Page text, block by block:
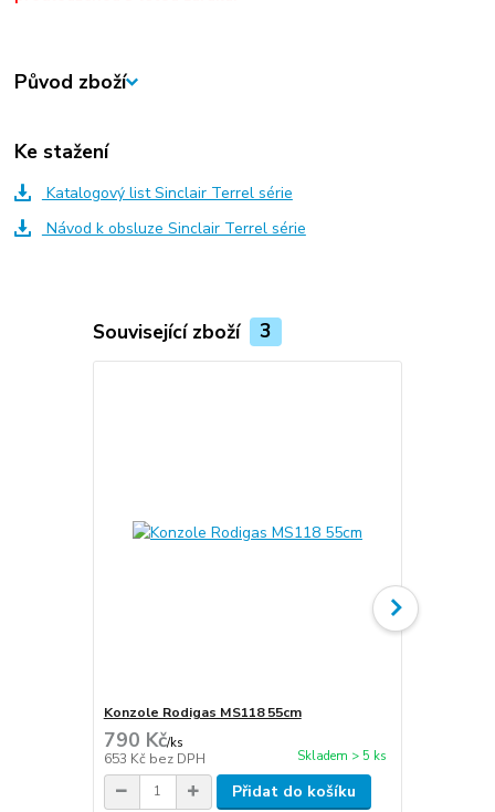
Původ zboží
Ke stažení
Katalogový list Sinclair Terrel série
Návod k obsluze Sinclair Terrel série
Související zboží 3
Konzole Rodigas MS118 55cm
790 Kč/ks
653 Kč bez DPH Skladem > 5 ks
Přidat do košíku